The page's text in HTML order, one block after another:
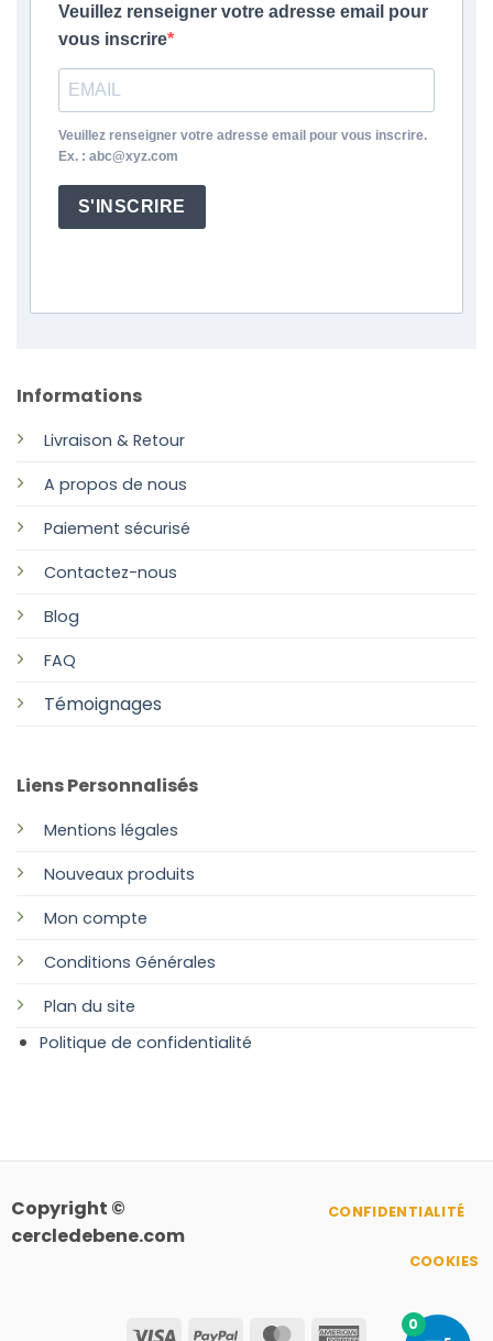
Informations
Livraison & Retour
A propos de nous
Paiement sécurisé
Contactez-nous
Blog
FAQ
Témoignages
Liens Personnalisés
Mentions légales
Nouveaux produits
Mon compte
Conditions Générales
Plan du site
Politique de confidentialité
Veuillez renseigner votre adresse email pour
vous inscrire
Veuillez renseigner votre adresse email pour vous inscrire.
Ex. : abc@xyz.com
S'INSCRIRE
Copyright ©
cercledebene.com
Visa PayPal MasterCardAmerican
CONFIDENTIALITÉ
COOKIES
0